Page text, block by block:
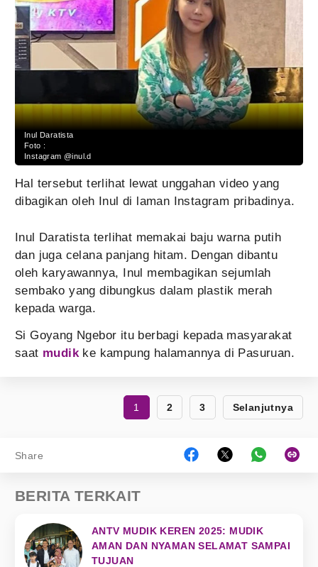
Inul Daratista
Foto :
Instagram @inul.d
Hal tersebut terlihat lewat unggahan video yang
dibagikan oleh Inul di laman Instagram pribadinya.
Inul Daratista terlihat memakai baju warna putih
dan juga celana panjang hitam. Dengan dibantu
oleh karyawannya, Inul membagikan sejumlah
sembako yang dibungkus dalam plastik merah
kepada warga.
Si Goyang Ngebor itu berbagi kepada masyarakat
saat mudikke kampung halamannya di Pasuruan.
1 2 3 Selanjutnya
Share
BERITA TERKAIT
ANTV MUDIK KEREN 2025: MUDIK
AMAN DAN NYAMAN SELAMAT SAMPAI
TUJUAN